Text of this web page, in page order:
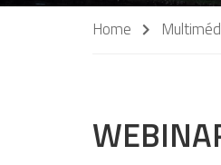
Home